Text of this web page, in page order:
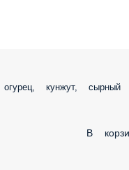
кунжут, сырный
В